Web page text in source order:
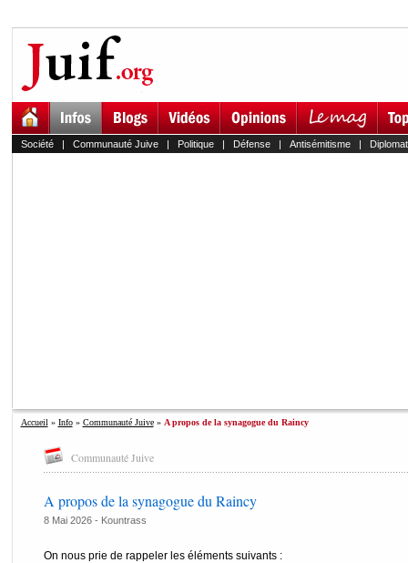
Société| Communauté Juive| Politique| Défense| Antisémitisme|
Accueil » Info» Communauté Juive» A propos de la synagogue du Raincy
Communauté Juive
A propos de la synagogue du Raincy
8 Mai 2026 - Kountrass
On nous prie de rappeler les éléments suivants :